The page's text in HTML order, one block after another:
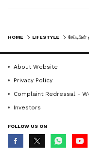
பயன்படுத்தவே
பின்களை
HOME LIFESTYLE
About Website
Privacy Policy
Complaint Redressal -
Investors
FOLLOW US ON